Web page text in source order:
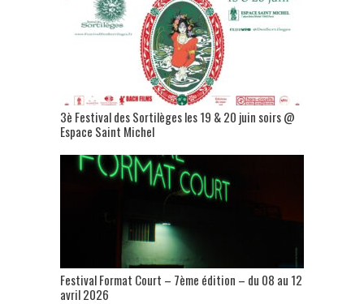
3è Festival des Sortilèges les 19 & 20 juin soirs @
Espace Saint Michel
Festival Format Court – 7ème édition – du 08 au 12
avril 2026